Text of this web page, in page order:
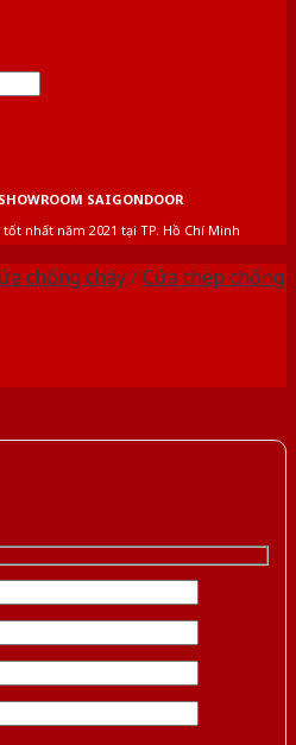
SAIGONDOOR
nhất năm 2021 tại TP. Hồ Chí Minh
chống cháy/Cửa thép chống